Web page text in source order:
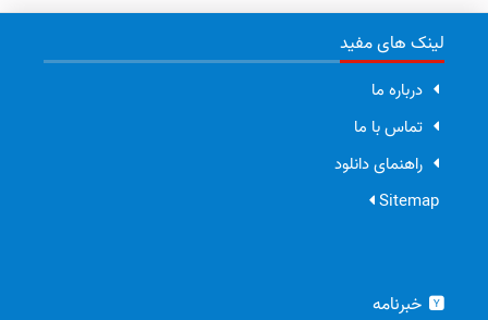
لینک های مفید
درباره ما
تماس با ما
راهنمای دانلود
Sitemap
خبرنامه